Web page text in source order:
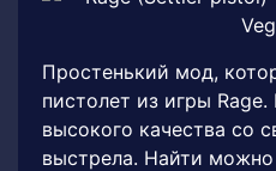
Простенький мод,
пистолет из игры
высокого качества со
выстрела. Найти